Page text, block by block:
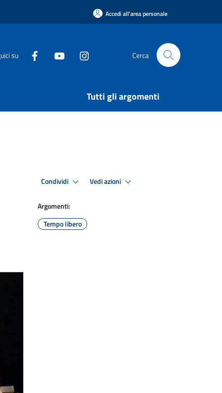
Accedi all'area personale
su Cerca
Tutti gli argomenti
Condividi Vedi azioni
Argomenti:
Tempo libero